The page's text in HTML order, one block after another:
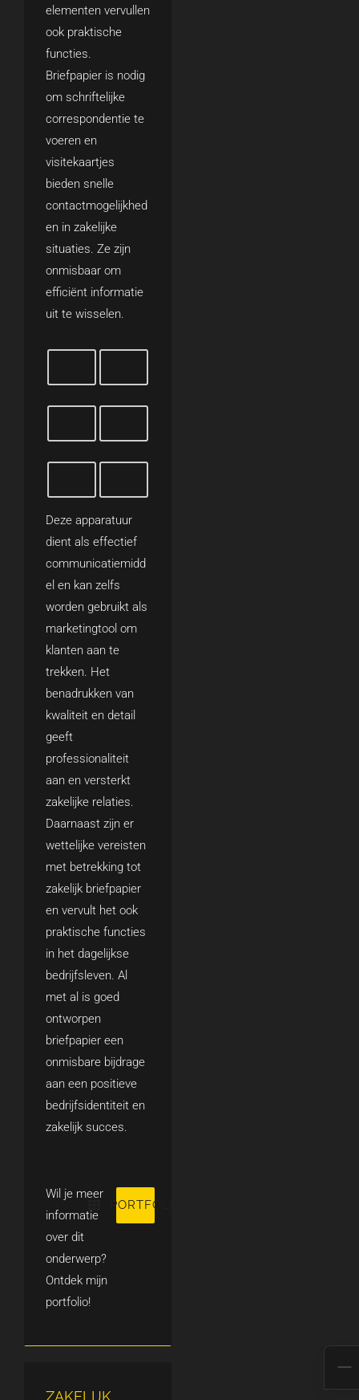
elementen vervullen
ook praktische
functies.
Briefpapier is nodig
om schriftelijke
correspondentie te
voeren en
visitekaartjes
bieden snelle
contactmogelijkhed
en in zakelijke
situaties. Ze zijn
onmisbaar om
efficiënt informatie
uit te wisselen.
Deze apparatuur
dient als effectief
communicatiemidd
el en kan zelfs
worden gebruikt als
marketingtool om
klanten aan te
trekken. Het
benadrukken van
kwaliteit en detail
geeft
professionaliteit
aan en versterkt
zakelijke relaties.
Daarnaast zijn er
wettelijke vereisten
met betrekking tot
zakelijk briefpapier
en vervult het ook
praktische functies
in het dagelijkse
bedrijfsleven. Al
met al is goed
ontworpen
briefpapier een
onmisbare bijdrage
aan een positieve
bedrijfsidentiteit en
zakelijk succes.
Wil je meer
informatie
over dit
onderwerp?
Ontdek mijn
portfolio!
PORTFOLIO
ZAKELIJK